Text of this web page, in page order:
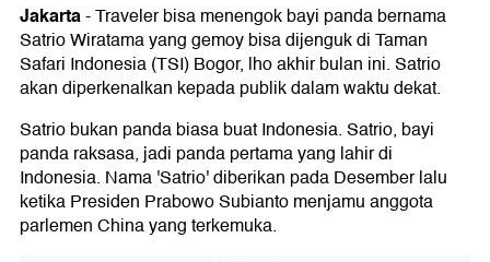
Jakarta-Traveler bisa menengok bayi panda bernama
Satrio Wiratama yang gemoy bisa dijenguk di Taman
Safari Indonesia (TSI) Bogor, lho akhir bulan ini. Satrio
akan diperkenalkan kepada publik dalam waktu dekat.
Satrio bukan panda biasa buat Indonesia. Satrio, bayi
panda raksasa, jadi panda pertama yang lahir di
Indonesia. Nama 'Satrio' diberikan pada Desember lalu
ketika Presiden Prabowo Subianto menjamu anggota
parlemen China yang terkemuka.